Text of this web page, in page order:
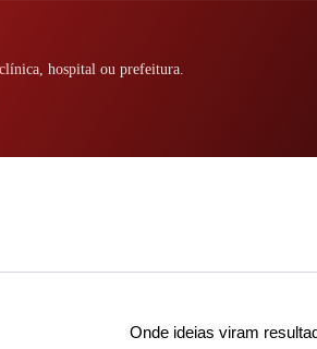
hospital ou prefeitura.
Onde ideias viram